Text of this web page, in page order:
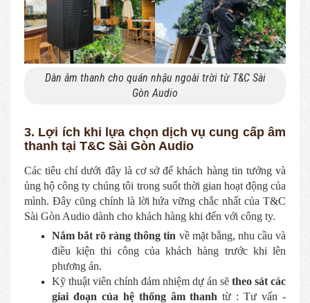
Dàn âm thanh cho quán nhậu ngoài trời từ T&C Sài
Gòn Audio
3. Lợi ích khi lựa chọn dịch vụ cung cấp âm
thanh tại T&C Sài Gòn Audio
Các tiêu chí dưới đây là cơ sở để khách hàng tin tưởng và
ủng hộ công ty chúng tôi trong suốt thời gian hoạt động của
mình. Đây cũng chính là lời hứa vững chắc nhất của T&C
Sài Gòn Audio dành cho khách hàng khi đến với công ty.
Nắm bắt rõ ràng thông tin về mặt bằng, nhu cầu và
điều kiện thi công của khách hàng trước khi lên
phương án.
Kỹ thuật viên chính đảm nhiệm dự án sẽ theo sát các
giai đoạn của hệ thống âm thanh từ : Tư vấn -